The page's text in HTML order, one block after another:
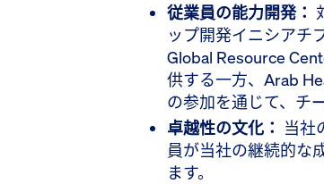
従業員の能力開発：
ップ開発イニシアチ
Global Resource
供する一方、Arab
の参加を通じて、チ
卓越性の文化： 当社
員が当社の継続的な
ます。